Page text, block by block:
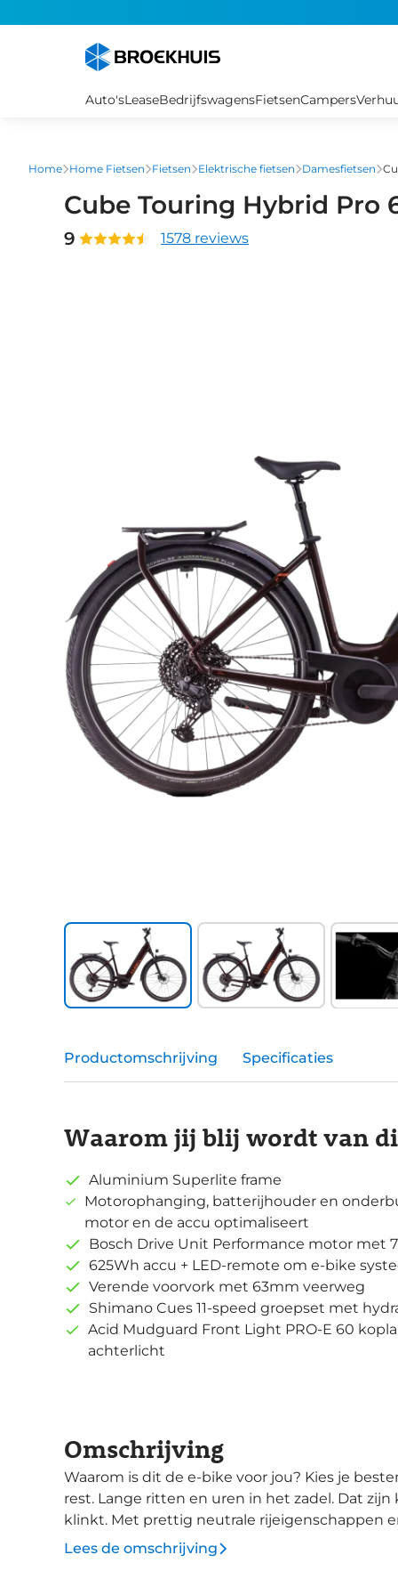
Auto'sLeaseBedrijfswagensFietsenCampers
Home Home Fietsen Fietsen Elektrische fietsen Damesfietsen
Cube Touring Hybrid Pro
9 1578 reviews
Productomschrijving Specificaties
Waarom jij blij wordt van
Aluminium Superlite frame
Motorophanging, batterijhouder en
motor en de accu optimaliseert
Bosch Drive Unit Performance motor met
625Wh accu + LED-remote om e-bike
Verende voorvork met 63mm veerweg
Shimano Cues 11-speed groepset met
Acid Mudguard Front Light PRO-E 60
achterlicht
Omschrijving
Waarom is dit de e-bike voor jou? Kies je bestemming en de Touring Hybrid Pro 625 doet de
rest. Lange ritten en uren in het zadel. Dat
klinkt. Met prettig neutrale rijeigenschappen
zonde als je je bestemming bereikt hebt. De krachtige Bosch Drive Unit Performance motor
Lees de omschrijving